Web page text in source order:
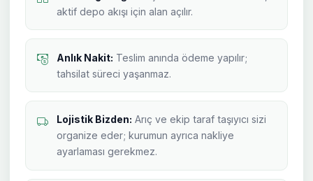
aktif depo akışı için alan açılır.
Anlık Nakit: Teslim anında ödeme yapılır;
tahsilat süreci yaşanmaz.
Lojistik Bizden: Arıç ve ekip taraf taşıyıcı sizi
organize eder; kurumun ayrıca nakliye
ayarlaması gerekmez.